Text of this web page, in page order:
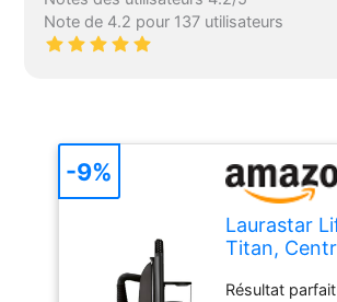
Note de 4.2 pour 137 utilisateurs
Laurastar
Titan,
Résultat
-9%